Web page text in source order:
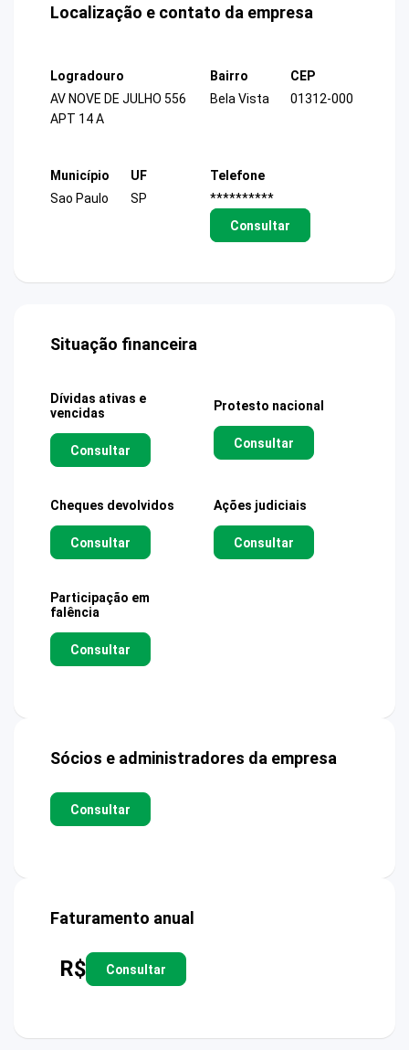
Localização e contato da empresa
Logradouro
AV NOVE DE JULHO 556
APT 14 A
Bairro
Bela Vista
CEP
01312-000
Município
Sao Paulo
UF
SP
Telefone
**********
Consultar
Situação financeira
Dívidas ativas e
vencidas
Consultar
Protesto nacional
Consultar
Cheques devolvidos
Consultar
Ações judiciais
Consultar
Participação em
falência
Consultar
Sócios e administradores da empresa
Consultar
Faturamento anual
R$ Consultar